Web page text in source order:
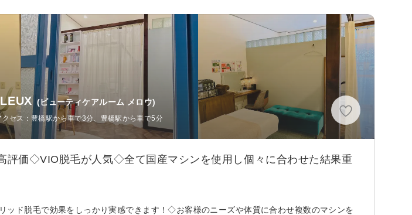
(ビューティケアルーム メロウ)
クセス：豊橋駅から車で3分、豊橋駅から車で5分
評価◇VIO脱毛が人気◇全て国産マシンを使用し個々に合わせた結果重
ド脱毛で効果をしっかり実感できます！◇お客様のニーズや体質に合わせ複数のマシンを